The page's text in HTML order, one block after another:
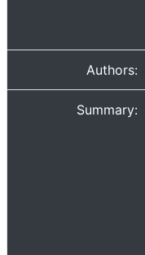
Authors:
Summary: